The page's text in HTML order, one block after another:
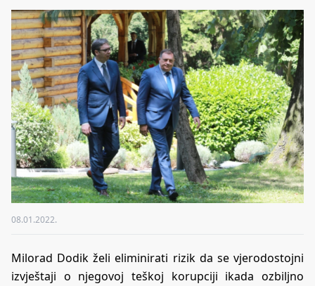
08.01.2022.
Milorad Dodik želi eliminirati rizik da se vjerodostojni
izvještaji o njegovoj teškoj korupciji ikada ozbiljno